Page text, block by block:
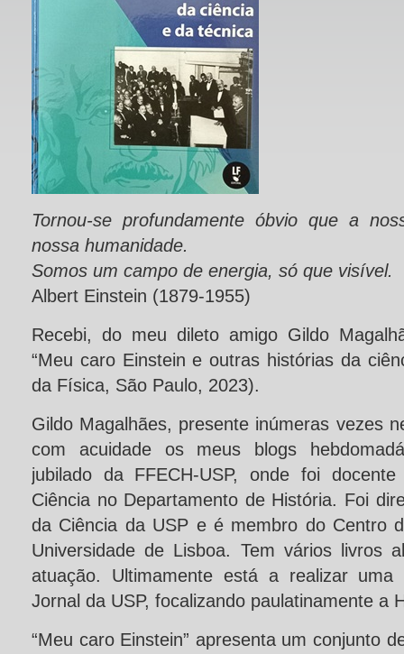
Tornou-se profundamente óbvio que a
nossa humanidade.
Somos um campo de energia, só que visível.
Albert Einstein (1879-1955)
Recebi, do meu dileto amigo Gildo
“Meu caro Einstein e outras histórias da
da Física, São Paulo, 2023).
Gildo Magalhães, presente inúmeras vezes
com acuidade os meus blogs
jubilado da FFECH-USP, onde foi
Ciência no Departamento de História. Foi
da Ciência da USP e é membro do Centro
Universidade de Lisboa. Tem vários livros
atuação. Ultimamente está a realizar uma
Jornal da USP, focalizando paulatinamente a
“Meu caro Einstein” apresenta um conjunto